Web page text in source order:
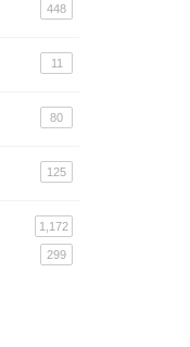
448
11
80
125
1,172
299